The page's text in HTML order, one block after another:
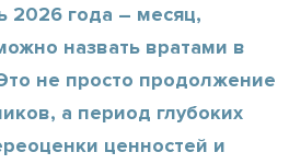
2026 года – месяц,
назвать вратами в
не просто продолжение
а период глубоких
ценностей и